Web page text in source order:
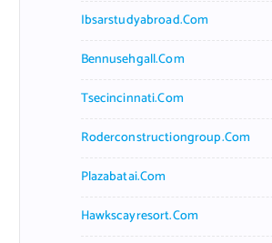
Ibsarstudyabroad.com
Bennusehgall.com
Tsecincinnati.com
Roderconstructiongroup.com
Plazabatai.com
Hawkscayresort.com